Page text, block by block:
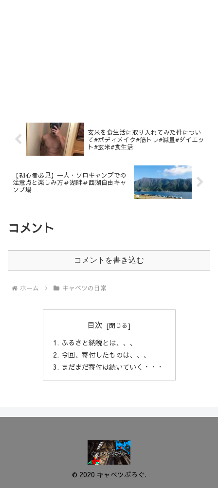
玄米を食生活に取り入れてみた件につい
て#ボディメイク#筋トレ#減量#ダイエッ
ト#玄米#食生活
【初心者必見】一人・ソロキャンプでの
注意点と楽しみ方＃湖畔＃西湖自由キャ
ンプ場
コメント
コメントを書き込む
ホーム キャベツの日常
目次
ふるさと納税とは、、、
今回、寄付したものは、、、
まだまだ寄付は続いていく・・・
© 2020 キャベツぶろぐ.